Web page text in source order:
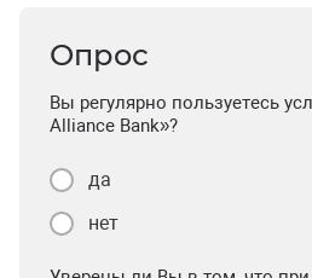
Опрос
Вы регулярно пользуетесь
Alliance Bank»?
да
нет